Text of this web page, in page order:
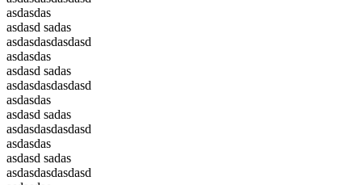
asdasdas
asdasd sadas
asdasdasdasdasd
asdasdas
asdasd sadas
asdasdasdasdasd
asdasdas
asdasd sadas
asdasdasdasdasd
asdasdas
asdasd sadas
asdasdasdasdasd